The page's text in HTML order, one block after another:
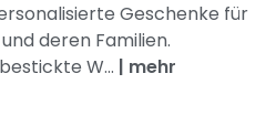
Geschenke für
deren Familien.
W... | mehr